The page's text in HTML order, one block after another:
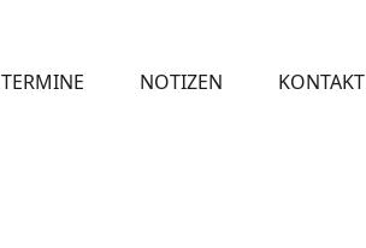
TERMINE NOTIZEN KONTAKT